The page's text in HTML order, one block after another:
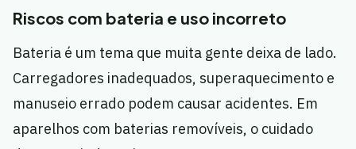
Riscos com bateria e uso incorreto
Bateria é um tema que muita gente deixa de lado.
Carregadores inadequados, superaquecimento e
manuseio errado podem causar acidentes. Em
aparelhos com baterias removíveis, o cuidado